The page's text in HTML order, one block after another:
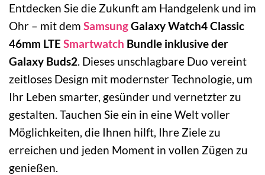
Entdecken Sie die Zukunft am Handgelenk und im
Ohr – mit dem SamsungGalaxy Watch4 Classic
46mm LTE Smartwatch Bundle inklusive der
Galaxy Buds2. Dieses unschlagbare Duo vereint
zeitloses Design mit modernster Technologie, um
Ihr Leben smarter, gesünder und vernetzter zu
gestalten. Tauchen Sie ein in eine Welt voller
Möglichkeiten, die Ihnen hilft, Ihre Ziele zu
erreichen und jeden Moment in vollen Zügen zu
genießen.